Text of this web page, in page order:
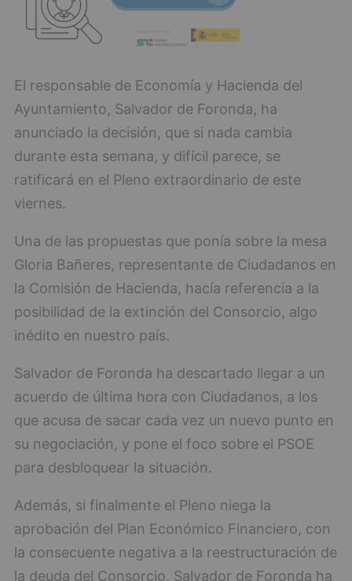
El responsable de Economía y Hacienda del
Ayuntamiento, Salvador de Foronda, ha
anunciado la decisión, que si nada cambia
durante esta semana, y difícil parece, se
ratificará en el Pleno extraordinario de este
viernes.
Una de las propuestas que ponía sobre la mesa
Gloria Bañeres, representante de Ciudadanos en
la Comisión de Hacienda, hacía referencia a la
posibilidad de la extinción del Consorcio, algo
inédito en nuestro país.
Salvador de Foronda ha descartado llegar a un
acuerdo de última hora con Ciudadanos, a los
que acusa de sacar cada vez un nuevo punto en
su negociación, y pone el foco sobre el PSOE
para desbloquear la situación.
Además, si finalmente el Pleno niega la
aprobación del Plan Económico Financiero, con
la consecuente negativa a la reestructuración de
la deuda del Consorcio, Salvador de Foronda ha